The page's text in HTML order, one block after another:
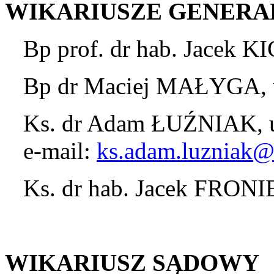
WIKARIUSZE
Bp prof. dr hab. Jacek
Bp dr Maciej MAŁYGA,
Ks. dr Adam ŁUŹNIAK,
e-mail:
Ks. dr hab. Jacek
WIKARIUSZ SĄDOWY